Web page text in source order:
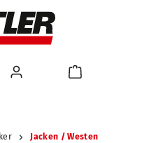
Jacken / Westen